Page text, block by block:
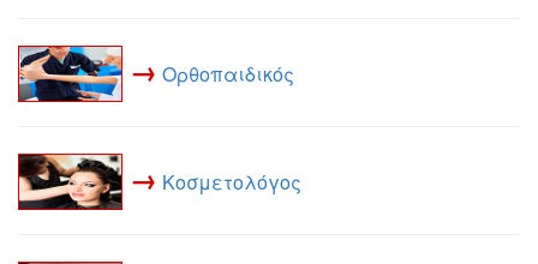
→ Ορθοπαιδικός
→ Κοσμετολόγος